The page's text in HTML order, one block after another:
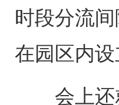
时段分流
在园区内
会上